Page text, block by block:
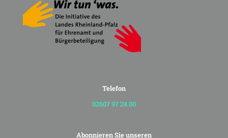
Telefon
02607 97 24 00
Abonnieren Sie unseren